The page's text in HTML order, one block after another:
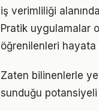
iş verimliliği
Pratik uygulamalar
öğrenilenleri hayata
Zaten bilinenlerle
sunduğu potansiyeli